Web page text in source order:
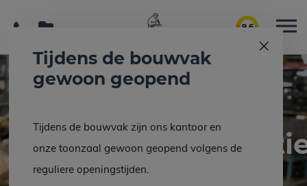
9.6
Restauratie van een grafsteen
Tijdens de bouwvak
gewoon geopend
Tijdens de bouwvak zijn ons kantoor en
onze toonzaal gewoon geopend volgens de
reguliere openingstijden.